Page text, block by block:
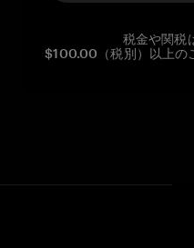
税金や関税
$100.00（税別）以上の